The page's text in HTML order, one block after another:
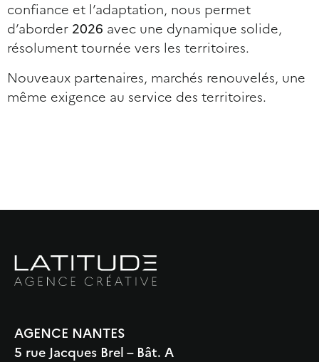
confiance et l’adaptation, nous permet
d’aborder 2026 avec une dynamique solide,
résolument tournée vers les territoires.
Nouveaux partenaires, marchés renouvelés, une
même exigence au service des territoires.
AGENCE NANTES
5 rue Jacques Brel – Bât. A